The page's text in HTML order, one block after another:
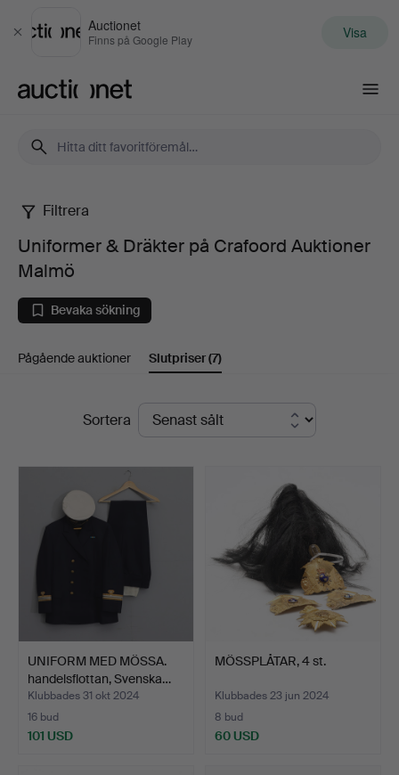
Stäng
Auctionet
Finns på Google Play Visa
Uniformer
Dräkter
på
Auktioner
Malmö
Filtrera
Uniformer & Dräkter på Crafoord Auktioner
Malmö
Bevaka sökning
Pågående auktioner Slutpriser(7)
SlutpriserSortera
UNIFORM MED MÖSSA.
handelsflottan, Svenska…
Klubbades 31 okt 2024
16 bud
101 USD
MÖSSPLÅTAR, 4 st.
Klubbades 23 jun 2024
8 bud
60 USD